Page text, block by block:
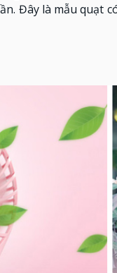
Đây là mẫu quạt